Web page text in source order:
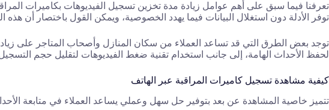
تعرفنا فيما سبق على أهم عوامل زيادة مدة تخزين تسجيل الفيديوهات بكاميرات
توفر الأدلة دون استغلال البيانات فيما يهدد الخصوصية، ويمكن القول باختصار أن هذه المدة قد تبدأ من 24 ساعة إلى بضع
توجد بعض الطرق التي قد تساعد العملاء من سكان المنازل وأصحاب المتاجر على
لحفظ الأحداث الهامة، إلى جانب استخدام تقنية ضغط الفيديوهات لتقليل حجم
كيفية مشاهدة تسجيل كاميرات المراقبة عبر الهاتف
تتميز خاصية المشاهدة عن بعد بتوفير حل سهل وعملي يساعد العملاء في متابعة